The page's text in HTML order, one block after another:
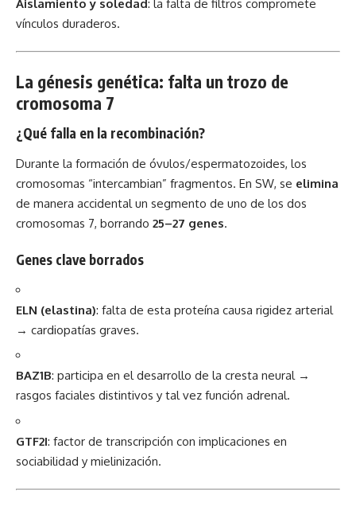
Aislamiento y soledad: la falta de filtros compromete
vínculos duraderos.
La génesis genética: falta un trozo de
cromosoma 7
¿Qué falla en la recombinación?
Durante la formación de óvulos/espermatozoides, los
cromosomas “intercambian” fragmentos. En SW, se elimina
de manera accidental un segmento de uno de los dos
cromosomas 7, borrando 25–27 genes.
Genes clave borrados
ELN (elastina): falta de esta proteína causa rigidez arterial
→ cardiopatías graves.
BAZ1B: participa en el desarrollo de la cresta neural →
rasgos faciales distintivos y tal vez función adrenal.
GTF2I: factor de transcripción con implicaciones en
sociabilidad y mielinización.